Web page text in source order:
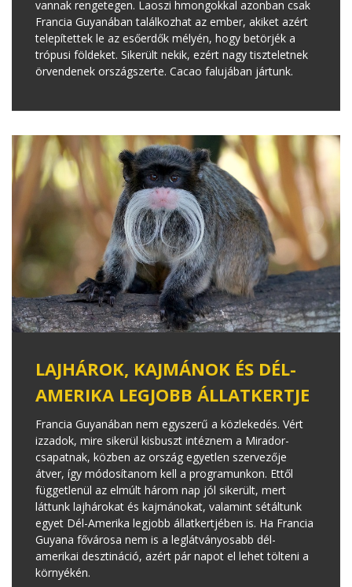
vannak rengetegen. Laoszi hmongokkal azonban csak
Francia Guyanában találkozhat az ember, akiket azért
telepítettek le az esőerdők mélyén, hogy betörjék a
trópusi földeket. Sikerült nekik, ezért nagy tiszteletnek
örvendenek országszerte. Cacao falujában jártunk.
LAJHÁROK, KAJMÁNOK ÉS DÉL-
AMERIKA LEGJOBB ÁLLATKERTJE
Francia Guyanában nem egyszerű a közlekedés. Vért
izzadok, mire sikerül kisbuszt intéznem a Mirador-
csapatnak, közben az ország egyetlen szervezője
átver, így módosítanom kell a programunkon. Ettől
függetlenül az elmúlt három nap jól sikerült, mert
láttunk lajhárokat és kajmánokat, valamint sétáltunk
egyet Dél-Amerika legjobb állatkertjében is. Ha Francia
Guyana fővárosa nem is a leglátványosabb dél-
amerikai desztináció, azért pár napot el lehet tölteni a
környékén.